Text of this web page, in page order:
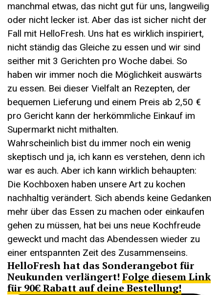
manchmal etwas, das nicht gut für uns, langweilig
oder nicht lecker ist. Aber das ist sicher nicht der
Fall mit HelloFresh. Uns hat es wirklich inspiriert,
nicht ständig das Gleiche zu essen und wir sind
seither mit 3 Gerichten pro Woche dabei. So
haben wir immer noch die Möglichkeit auswärts
zu essen. Bei dieser Vielfalt an Rezepten, der
bequemen Lieferung und einem Preis ab 2,50 €
pro Gericht kann der herkömmliche Einkauf im
Supermarkt nicht mithalten.
Wahrscheinlich bist du immer noch ein wenig
skeptisch und ja, ich kann es verstehen, denn ich
war es auch. Aber ich kann wirklich behaupten:
Die Kochboxen haben unsere Art zu kochen
nachhaltig verändert. Sich abends keine Gedanken
mehr über das Essen zu machen oder einkaufen
gehen zu müssen, hat bei uns neue Kochfreude
geweckt und macht das Abendessen wieder zu
einer entspannten Zeit des Zusammenseins.
HelloFresh hat das Sonderangebot für
Neukunden verlängert!Folge diesem Link
für 90€ Rabatt auf deine Bestellung!